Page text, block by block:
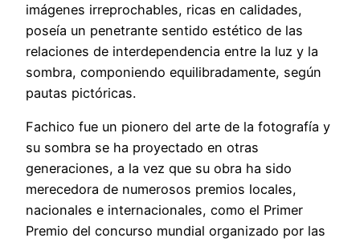
imágenes irreprochables, ricas en calidades,
poseía un penetrante sentido estético de las
relaciones de interdependencia entre la luz y la
sombra, componiendo equilibradamente, según
pautas pictóricas.
Fachico fue un pionero del arte de la fotografía y
su sombra se ha proyectado en otras
generaciones, a la vez que su obra ha sido
merecedora de numerosos premios locales,
nacionales e internacionales, como el Primer
Premio del concurso mundial organizado por las